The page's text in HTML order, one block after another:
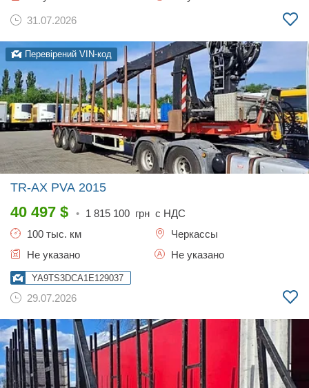
31.07.2026
Перевірений VIN-код
TR-AX PVA 2015
40 497 $ • 1 815 100 грн с НДС
100 тыс. км
Черкассы
Не указано
Не указано
YA9TS3DCA1E129037
29.07.2026